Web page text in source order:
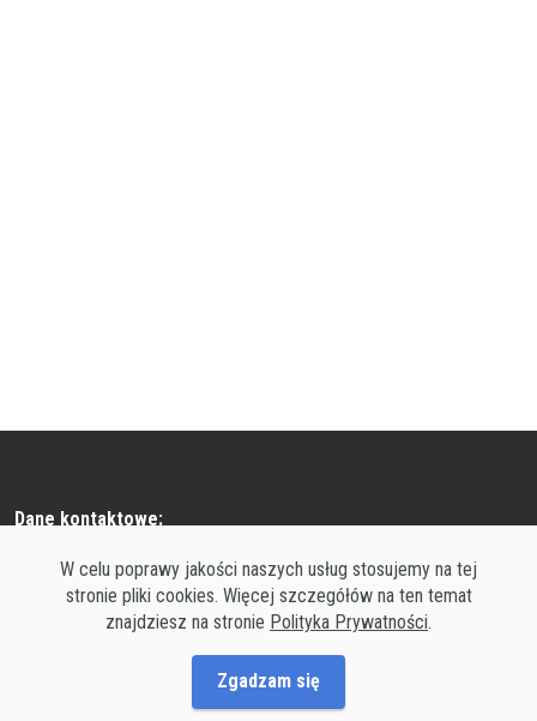
Dane kontaktowe:
biuro@pmpartyservice.pl
W celu poprawy jakości naszych usług stosujemy na tej
stronie pliki cookies. Więcej szczegółów na ten temat
znajdziesz na stronie Polityka Prywatności.
Zgadzam się